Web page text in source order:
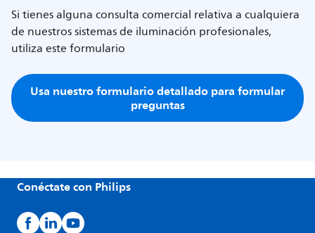
Si tienes alguna consulta comercial relativa a cualquiera
de nuestros sistemas de iluminación profesionales,
utiliza este formulario
Usa nuestro formulario detallado para formular
preguntas
Conéctate con Philips